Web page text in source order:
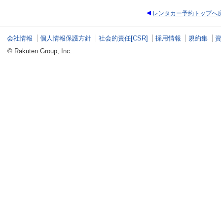
レンタカー予約トップへ
会社情報 個人情報保護方針 社会的責任[CSR] 採用情報 規約集
© Rakuten Group, Inc.